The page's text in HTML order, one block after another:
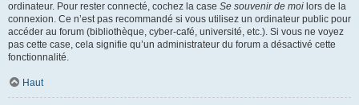
ordinateur. Pour rester connecté, cochez la case Se souvenir de moi lors de la
connexion. Ce n’est pas recommandé si vous utilisez un ordinateur public pour
accéder au forum (bibliothèque, cyber-café, université, etc.). Si vous ne voyez
pas cette case, cela signifie qu’un administrateur du forum a désactivé cette
fonctionnalité.
Haut